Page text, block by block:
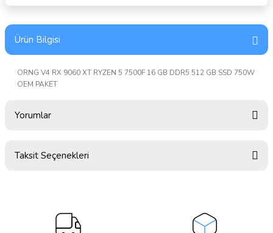
Ürün Bilgisi
ORNG V4 RX 9060 XT RYZEN 5 7500F 16 GB DDR5 512 GB SSD 750W
OEM PAKET
Yorumlar
Taksit Seçenekleri